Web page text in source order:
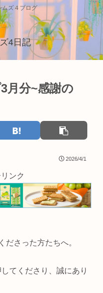
ムズ４ブログ
4日記
月分~感謝の
2026/4/1
ンク
ださった方たちへ。
てくださり、誠にあり